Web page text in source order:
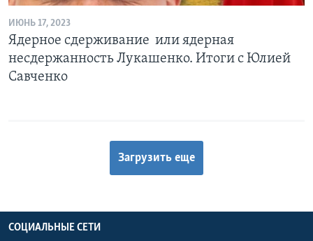
ИЮНЬ 17, 2023
Ядерное сдерживание или ядерная
несдержанность Лукашенко. Итоги с Юлией
Савченко
Загрузить еще
СОЦИАЛЬНЫЕ СЕТИ